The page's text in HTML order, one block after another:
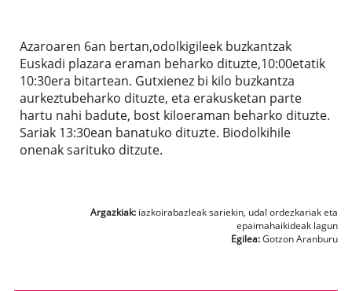
Azaroaren 6an bertan,odolkigileek buzkantzak
Euskadi plazara eraman beharko dituzte,10:00etatik
10:30era bitartean. Gutxienez bi kilo buzkantza
aurkeztubeharko dituzte, eta erakusketan parte
hartu nahi badute, bost kiloeraman beharko dituzte.
Sariak 13:30ean banatuko dituzte. Biodolkihile
onenak sarituko ditzute.
Argazkiak: iazkoirabazleak sariekin, udal ordezkariak eta
epaimahaikideak lagun
Egilea:Gotzon Aranburu